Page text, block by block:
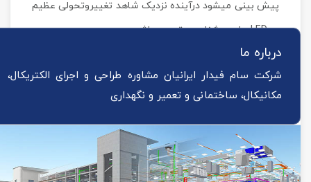
پیش بینی میشود درآینده نزدیک شاهد تغییروتحولی عظیم
در LED های روشنایی و تصویر باشیم.
طول عمر لامپهای LED بین 50 هزار تا 60 هزار ساعت است,
بحث و مقایسه نیست .
امروزه با گذشت زمان LED ها پیشرفت کرده وتحول عظیمی
درباره ما
شرکت سام فیدار ایرانیان مشاوره طراحی و اجرای الکتریکال،
مکانیکال، ساختمانی و تعمیر و نگهداری